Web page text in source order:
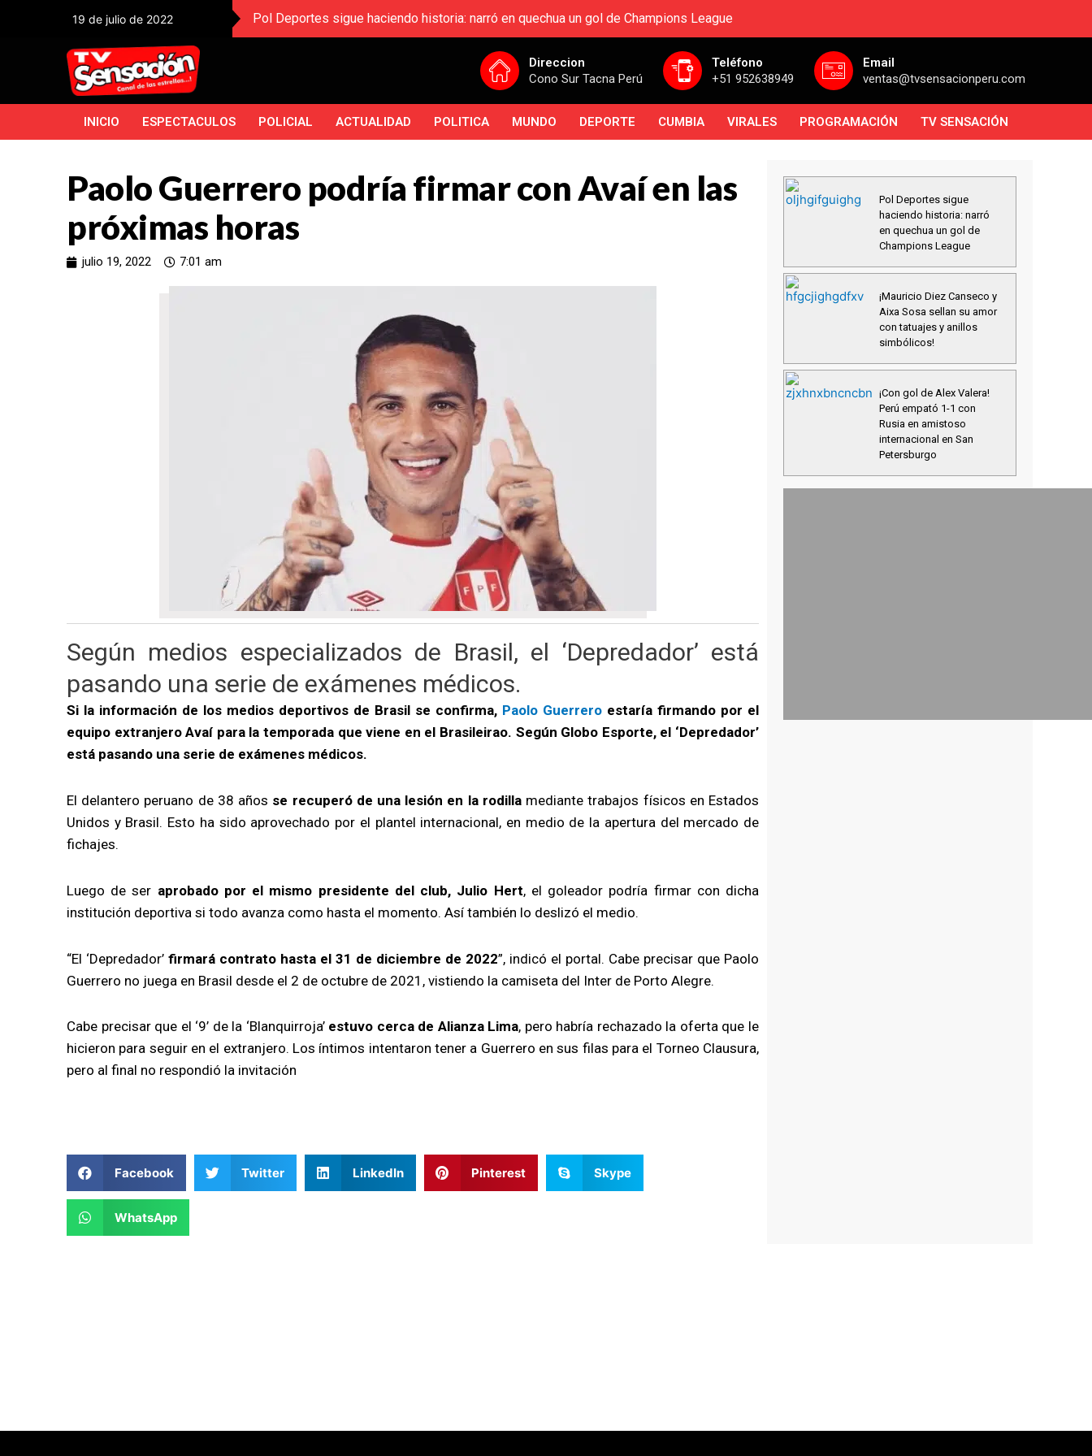
19 de julio de 2022 Pol Deportes sigue haciendo historia: narró en quechua un gol de Champions League
Direccion
Cono Sur Tacna Perú
Teléfono
+51 952638949
Email
ventas@tvsensacionperu.com
INICIO ESPECTACULOS POLICIAL ACTUALIDAD POLITICA MUNDO DEPORTE CUMBIA VIRALES PROGRAMACIÓN TV SENSACIÓN
Paolo Guerrero podría firmar con Avaí en las
próximas horas
julio 19, 2022 7:01 am
Según medios especializados de Brasil, el ‘Depredador’ está
pasando una serie de exámenes médicos.
Si la información de los medios deportivos de Brasil se confirma, Paolo Guerrero estaría firmando por el
equipo extranjero Avaí para la temporada que viene en el Brasileirao. Según Globo Esporte, el ‘Depredador’
está pasando una serie de exámenes médicos.
El delantero peruano de 38 años se recuperó de una lesión en la rodillamediante trabajos físicos en Estados
Unidos y Brasil. Esto ha sido aprovechado por el plantel internacional, en medio de la apertura del mercado de
fichajes.
Luego de ser aprobado por el mismo presidente del club, Julio Hert, el goleador podría firmar con dicha
institución deportiva si todo avanza como hasta el momento. Así también lo deslizó el medio.
“El ‘Depredador’ firmará contrato hasta el 31 de diciembre de 2022”, indicó el portal. Cabe precisar que Paolo
Guerrero no juega en Brasil desde el 2 de octubre de 2021, vistiendo la camiseta del Inter de Porto Alegre.
Cabe precisar que el ‘9’ de la ‘Blanquirroja’ estuvo cerca de Alianza Lima, pero habría rechazado la oferta que le
hicieron para seguir en el extranjero. Los íntimos intentaron tener a Guerrero en sus filas para el Torneo Clausura,
pero al final no respondió la invitación
Facebook Twitter LinkedIn Pinterest Skype
WhatsApp
Pol Deportes sigue
haciendo historia: narró
en quechua un gol de
Champions League
¡Mauricio Diez Canseco y
Aixa Sosa sellan su amor
con tatuajes y anillos
simbólicos!
¡Con gol de Alex Valera!
Perú empató 1-1 con
Rusia en amistoso
internacional en San
Petersburgo